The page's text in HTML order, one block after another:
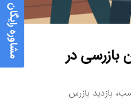
بازرسی در
بازدید بازرس
مشاوره رایگان